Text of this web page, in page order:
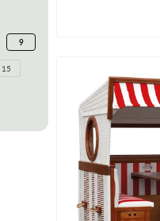
9
15